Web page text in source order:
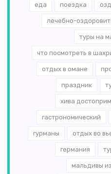
еда поездка
лечебно-
туры на
что посмотреть в
отдых в омане
праздник
хива
гастрономический
гурманы отдых во
германия
мальдивы